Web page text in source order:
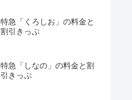
特急「くろしお」の料金と
割引きっぷ
特急「しなの」の料金と割
引きっぷ